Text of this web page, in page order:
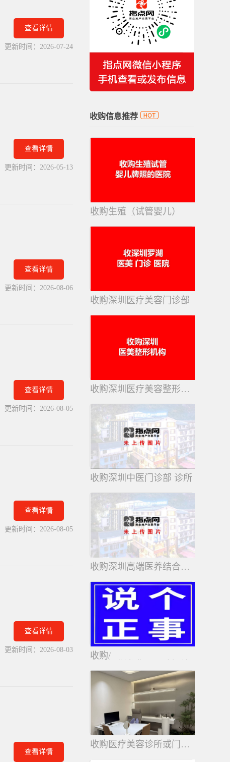
查看详情
更新时间： 2026-07-24
查看详情
更新时间： 2026-05-13
查看详情
更新时间： 2026-08-06
查看详情
更新时间： 2026-08-05
查看详情
更新时间： 2026-08-05
查看详情
更新时间： 2026-08-03
查看详情
收购信息推荐
收购生殖（试管婴儿）
收购深圳医疗美容门诊部
收购深圳医疗美容整形外科诊所门诊
收购深圳中医门诊部 诊所
收购深圳高端医养结合医院
收购/
收购医疗美容诊所或门诊部